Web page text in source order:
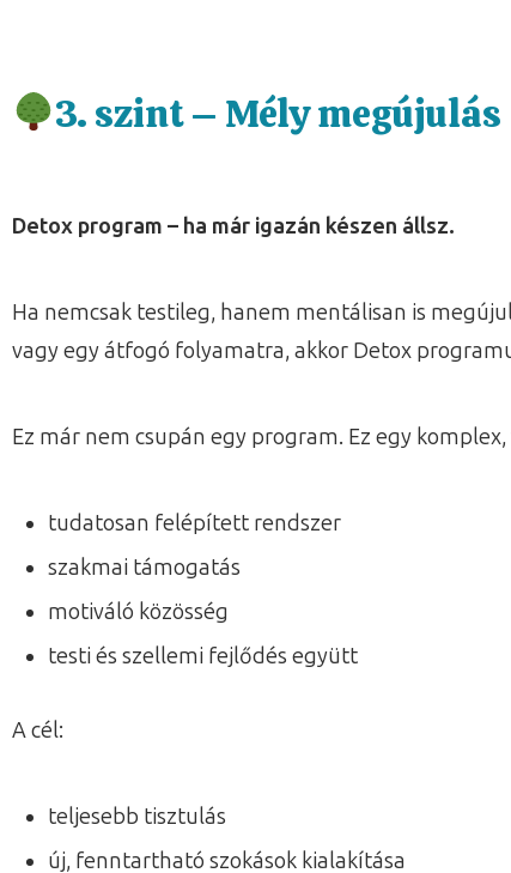
3. szint – Mély megújulás
Detox program – ha már igazán készen állsz.
Ha nemcsak testileg, hanem mentálisan is
vagy egy átfogó folyamatra, akkor Detox
Ez már nem csupán egy program. Ez egy
tudatosan felépített rendszer
szakmai támogatás
motiváló közösség
testi és szellemi fejlődés együtt
A cél:
teljesebb tisztulás
új, fenntartható szokások kialakítása